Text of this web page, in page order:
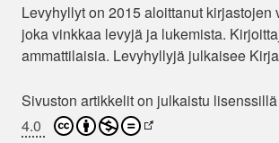
Levyhyllyt on 2015 aloittanut kirjastojen
joka vinkkaa levyjä ja lukemista.
ammattilaisia. Levyhyllyjä julkaisee
Sivuston artikkelit on julkaistu lisenssillä
4.0